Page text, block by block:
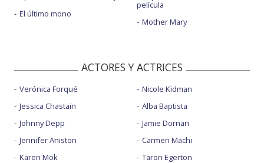
El último mono
película
Mother Mary
ACTORES Y ACTRICES
Verónica Forqué
Jessica Chastain
Johnny Depp
Jennifer Aniston
Karen Mok
Nicole Kidman
Alba Baptista
Jamie Dornan
Carmen Machi
Taron Egerton